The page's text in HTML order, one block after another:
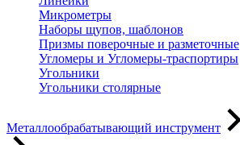
Микрометры
Наборы щупов, шаблонов
Призмы поверочные и разметочные
Угломеры и Угломеры-траспортиры
Угольники
Угольники столярные
Металлообрабатывающий инструмент